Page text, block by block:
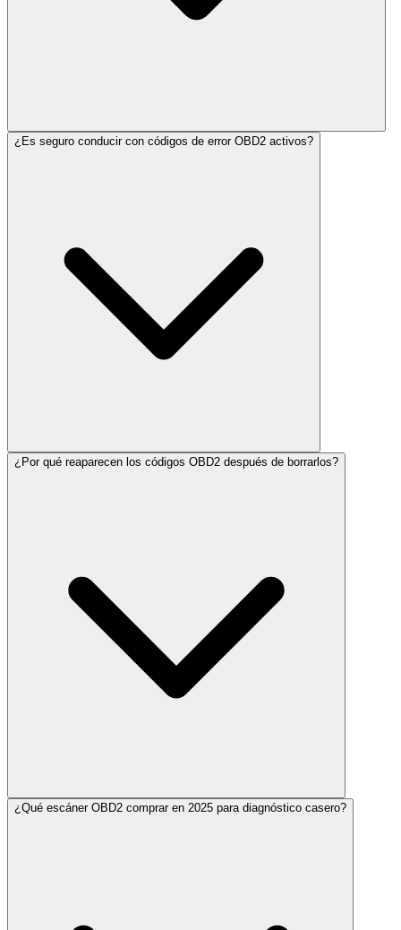
¿Es seguro conducir con códigos de error OBD2 activos?
¿Por qué reaparecen los códigos OBD2 después de borrarlos?
¿Qué escáner OBD2 comprar en 2025 para diagnóstico casero?